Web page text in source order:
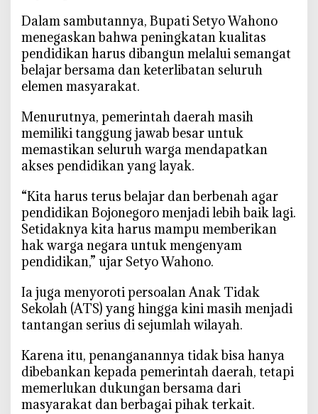
a
n
k
a
n
o
l
a
b
r
a
s
i
d
n
I
n
v
a
s
i
‎Dalam sambutannya, Bupati Setyo Wahono
menegaskan bahwa peningkatan kualitas
pendidikan harus dibangun melalui semangat
belajar bersama dan keterlibatan seluruh
elemen masyarakat.
‎Menurutnya, pemerintah daerah masih
memiliki tanggung jawab besar untuk
memastikan seluruh warga mendapatkan
akses pendidikan yang layak.
‎“Kita harus terus belajar dan berbenah agar
pendidikan Bojonegoro menjadi lebih baik lagi.
Setidaknya kita harus mampu memberikan
hak warga negara untuk mengenyam
pendidikan,” ujar Setyo Wahono.
‎Ia juga menyoroti persoalan Anak Tidak
Sekolah (ATS) yang hingga kini masih menjadi
tantangan serius di sejumlah wilayah.
‎Karena itu, penanganannya tidak bisa hanya
dibebankan kepada pemerintah daerah, tetapi
memerlukan dukungan bersama dari
masyarakat dan berbagai pihak terkait.